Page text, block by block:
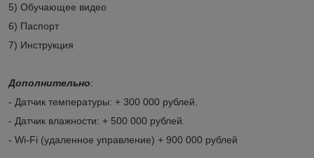
5) Обучающее видео
6) Паспорт
7) Инструкция
Дополнительно:
- Датчик температуры: + 300 000 рублей.
- Датчик влажности: + 500 000 рублей.
- Wi-Fi (удаленное управление) + 900 000 рублей